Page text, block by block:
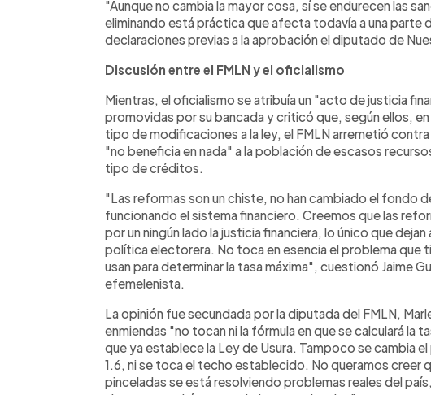
"Aunque no cambia la mayor cosa, sí se endurecen las
eliminando está práctica que afecta todavía a una parte
declaraciones previas a la aprobación el diputado de
Discusión entre el FMLN y el oficialismo
Mientras, el oficialismo se atribuía un "acto de justicia
promovidas por su bancada y criticó que, según ellos,
tipo de modificaciones a la ley, el FMLN arremetió
"no beneficia en nada" a la población de escasos
tipo de créditos.
"Las reformas son un chiste, no han cambiado el fondo
funcionando el sistema financiero. Creemos que las
por un ningún lado la justicia financiera, lo único que
política electorera. No toca en esencia el problema que
usan para determinar la tasa máxima", cuestionó Jaime
efemelenista.
La opinión fue secundada por la diputada del FMLN,
enmiendas "no tocan ni la fórmula en que se calculará la
que ya establece la Ley de Usura. Tampoco se cambia
1.6, ni se toca el techo establecido. No queramos creer
pinceladas se está resolviendo problemas reales del